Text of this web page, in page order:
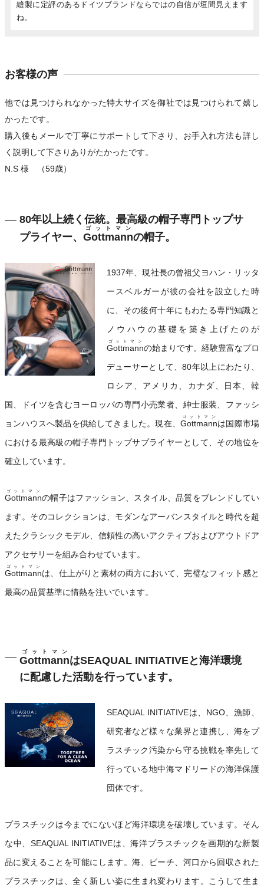
縫製に定評のあるドイツブランドならではの自信が垣間見えます
ね。
お客様の声
他では見つけられなかった特大サイズを御社では見つけられて嬉し
かったです。
購入後もメールで丁寧にサポートして下さり、お手入れ方法も詳し
く説明して下さりありがたかったです。
N.S 様 （59歳）
80年以上続く伝統。最高級の帽子専門トップサ
プライヤー、 Gottmann
ゴットマン
の帽子。
1937年、現社長の曾祖父ヨハン・リッタ
ースベルガーが彼の会社を設立した時
に、その後何十年にもわたる専門知識と
ノウハウの基礎を築き上げたのが
Gottmann
ゴットマン
の始まりです。経験豊富なプロ
デューサーとして、80年以上にわたり、
ロシア、アメリカ、カナダ、日本、韓
国、ドイツを含むヨーロッパの専門小売業者、紳士服装、ファッシ
ョンハウスへ製品を供給してきました。現在、 Gottmann
ゴットマン
は国際市場
における最高級の帽子専門トップサプライヤーとして、その地位を
確立しています。
Gottmann
ゴットマン
の帽子はファッション、スタイル、品質をブレンドしてい
ます。そのコレクションは、モダンなアーバンスタイルと時代を超
えたクラシックモデル、信頼性の高いアクティブおよびアウトドア
アクセサリーを組み合わせています。
Gottmann
ゴットマン
は、仕上がりと素材の両方において、完璧なフィット感と
最高の品質基準に情熱を注いでいます。
Gottmann
ゴットマン
はSEAQUAL INITIATIVEと海洋環境
に配慮した活動を行っています。
SEAQUAL INITIATIVEは、NGO、漁師、
研究者など様々な業界と連携し、海をプ
ラスチック汚染から守る挑戦を率先して
行っている地中海マドリードの海洋保護
団体です。
プラスチックは今までにないほど海洋環境を破壊しています。そん
な中、SEAQUAL INITIATIVEは、海洋プラスチックを画期的な新製
品に変えることを可能にします。海、ビーチ、河口から回収された
プラスチックは、全く新しい姿に生まれ変わります。こうして生ま